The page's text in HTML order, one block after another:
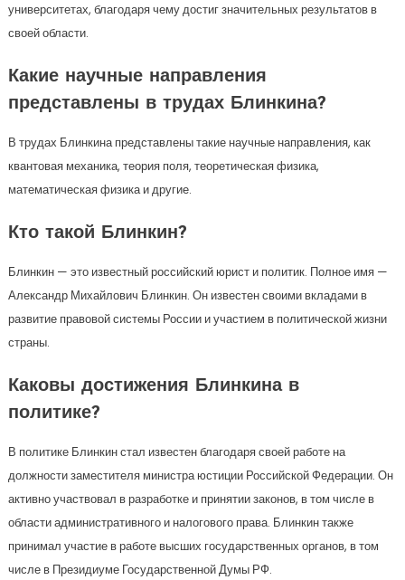
университетах, благодаря чему достиг значительных результатов в
своей области.
Какие научные направления
представлены в трудах Блинкина?
В трудах Блинкина представлены такие научные направления, как
квантовая механика, теория поля, теоретическая физика,
математическая физика и другие.
Кто такой Блинкин?
Блинкин — это известный российский юрист и политик. Полное имя —
Александр Михайлович Блинкин. Он известен своими вкладами в
развитие правовой системы России и участием в политической жизни
страны.
Каковы достижения Блинкина в
политике?
В политике Блинкин стал известен благодаря своей работе на
должности заместителя министра юстиции Российской Федерации. Он
активно участвовал в разработке и принятии законов, в том числе в
области административного и налогового права. Блинкин также
принимал участие в работе высших государственных органов, в том
числе в Президиуме Государственной Думы РФ.